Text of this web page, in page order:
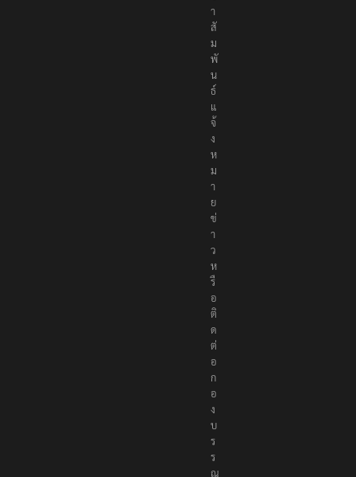
า
สั
ม
พั
น
ธ์
แ
จ้
ง
ห
ม
า
ย
ข่
า
ว
ห
รื
อ
ติ
ด
ต่
อ
ก
อ
ง
บ
ร
ร
ณ